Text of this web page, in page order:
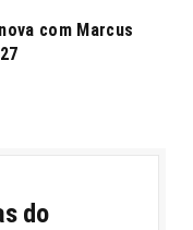
com Marcus
do